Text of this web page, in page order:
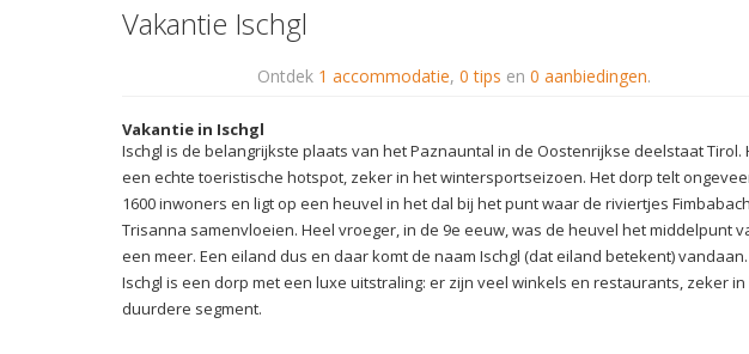
Vakantie Ischgl
Ontdek 1 accommodatie, 0 tips en 0 aanbiedingen.
Vakantie in Ischgl
Ischgl is de belangrijkste plaats van het Paznauntal in de Oostenrijkse deelstaat Tirol.
een echte toeristische hotspot, zeker in het wintersportseizoen. Het dorp telt
1600 inwoners en ligt op een heuvel in het dal bij het punt waar de riviertjes
Trisanna samenvloeien. Heel vroeger, in de 9e eeuw, was de heuvel het middelpunt
een meer. Een eiland dus en daar komt de naam Ischgl (dat eiland betekent) vandaan.
Ischgl is een dorp met een luxe uitstraling: er zijn veel winkels en restaurants, zeker
duurdere segment.